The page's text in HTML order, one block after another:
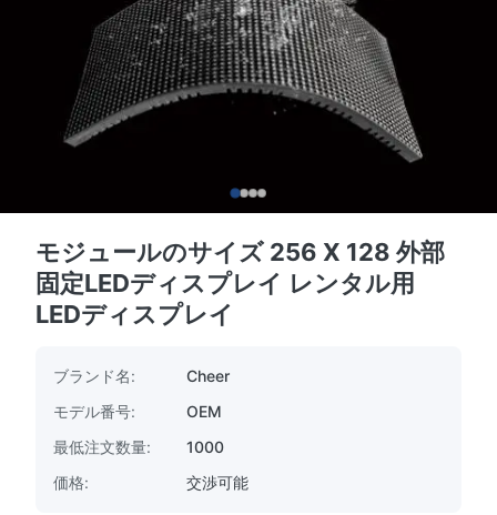
モジュールのサイズ 256 X 128 外部
固定LEDディスプレイ レンタル用
LEDディスプレイ
ブランド名:
Cheer
モデル番号:
OEM
最低注文数量:
1000
価格:
交渉可能